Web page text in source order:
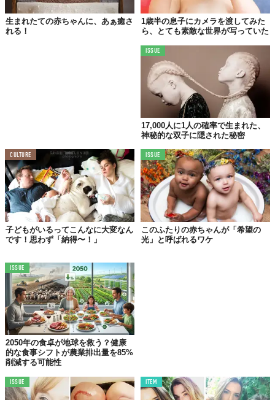
優しく包まれた生後1ヶ月ほどの妹たちを抱っこするのは、2歳の
NicoとSiena。
あれ？なぜか女の子の表情がムスっとしてる？
はしゃぐ両親と違って、彼女はドレスを着ての華やかな撮影に乗
り気じゃないみたい。そんなところも、なんだか微笑ましくてク
スッと笑ってしまいそう。
生まれたての赤ちゃんに、あぁ癒さ
れる！
1歳半の息子にカメラを渡してみた
ら、とても素敵な世界が写っていた
ISSUE
17,000人に1人の確率で生まれた、
神秘的な双子に隠された秘密
CULTURE
子どもがいるってこんなに大変なん
です！思わず「納得〜！」
ISSUE
このふたりの赤ちゃんが「希望の
光」と呼ばれるワケ
ISSUE
2050年の食卓が地球を救う？健康
的な食事シフトが農業排出量を85%
削減する可能性
ISSUE ITEM